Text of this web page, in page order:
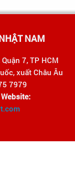
NAM
7, TP HCM
xuất Châu Âu
7979
Website: